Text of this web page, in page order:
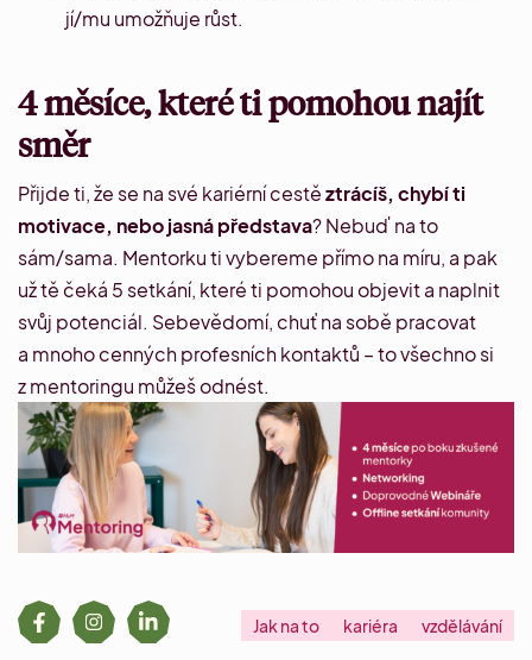
jí/mu umožňuje růst.
4 měsíce, které ti pomohou najít
směr
Přijde ti, že se na své kariérní cestěztrácíš, chybí ti
motivace, nebo jasná představa?Nebuď na to
sám/sama. Mentorku ti vybereme přímo na míru, a pak
už tě čeká 5 setkání, které ti pomohou objevit a naplnit
svůj potenciál. Sebevědomí, chuť na sobě pracovat
a mnoho cenných profesních kontaktů – to všechno si
z mentoringu můžeš odnést.
Jak na to kariéra vzdělávání